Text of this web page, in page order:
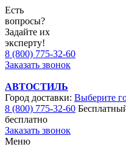
Есть
вопросы?
Задайте их
эксперту!
8 (800) 775-32-60
Заказать звонок
АВТОСТИЛЬ
Город доставки: Выберите
8 (800) 775-32-60
бесплатно
Заказать звонок
Меню